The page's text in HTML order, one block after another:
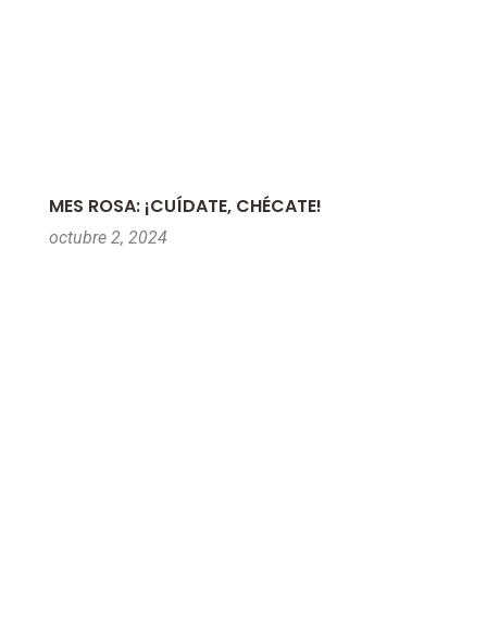
MES ROSA: ¡CUÍDATE, CHÉCATE!
octubre 2, 2024